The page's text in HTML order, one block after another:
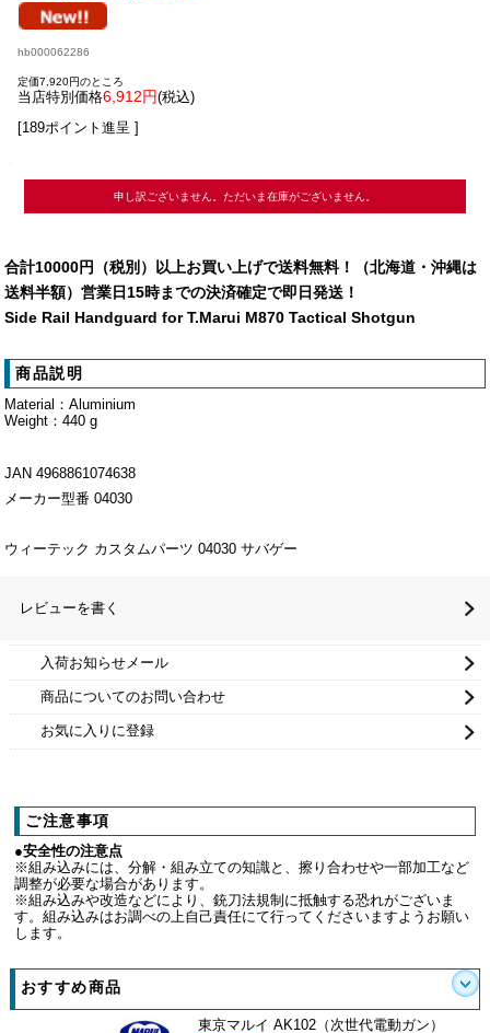
hb000062286
定価7,920円のところ
当店特別価格6,912円(税込)
[189ポイント進呈 ]
申し訳ございません。ただいま在庫がございません。
合計10000円（税別）以上お買い上げで送料無料！（北海道・沖縄は
送料半額）営業日15時までの決済確定で即日発送！
Side Rail Handguard for T.Marui M870 Tactical Shotgun
商品説明
Material：Aluminium
Weight：440 g
JAN 4968861074638
メーカー型番 04030
ウィーテック カスタムパーツ 04030 サバゲー
レビューを書く
入荷お知らせメール
商品についてのお問い合わせ
お気に入りに登録
ご注意事項
●安全性の注意点
※組み込みには、分解・組み立ての知識と、擦り合わせや一部加工など
調整が必要な場合があります。
※組み込みや改造などにより、銃刀法規制に抵触する恐れがございま
す。組み込みはお調べの上自己責任にて行ってくださいますようお願い
します。
おすすめ商品
東京マルイ AK102（次世代電動ガン）